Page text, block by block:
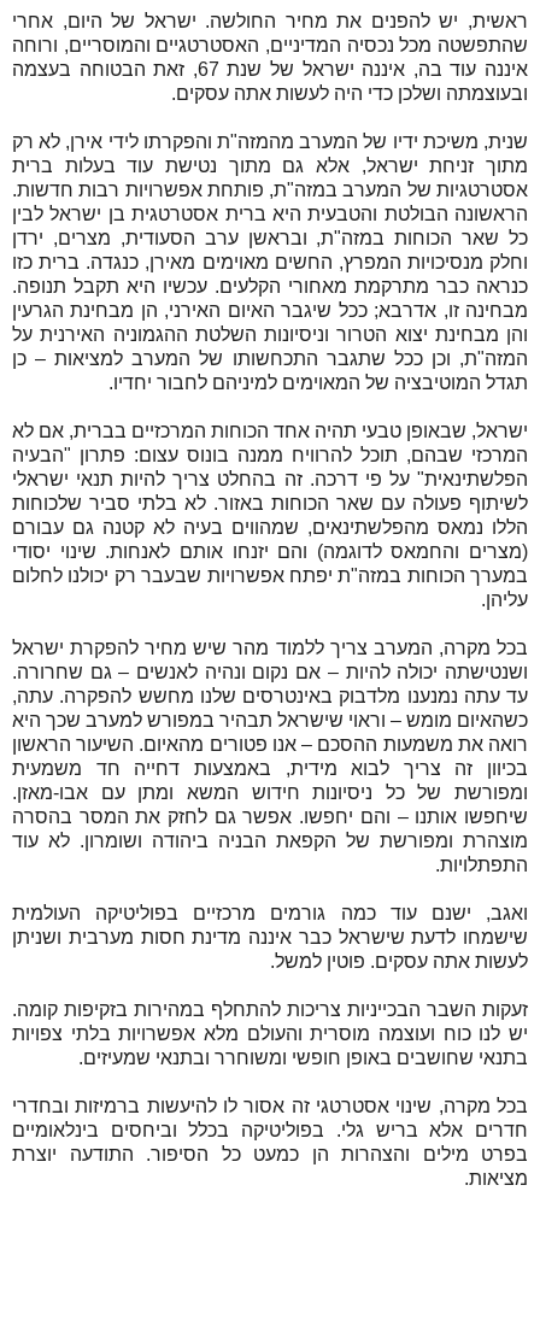
ראשית, יש להפנים את מחיר החולשה. ישראל של היום, אחרי
שהתפשטה מכל נכסיה המדיניים, האסטרטגיים והמוסריים, ורוחה
איננה עוד בה, איננה ישראל של שנת 67, זאת הבטוחה בעצמה
ובעוצמתה ושלכן כדי היה לעשות אתה עסקים.
שנית, משיכת ידיו של המערב מהמזה"ת והפקרתו לידי אירן, לא רק
מתוך זניחת ישראל, אלא גם מתוך נטישת עוד בעלות ברית
אסטרטגיות של המערב במזה"ת, פותחת אפשרויות רבות חדשות.
הראשונה הבולטת והטבעית היא ברית אסטרטגית בן ישראל לבין
כל שאר הכוחות במזה"ת, ובראשן ערב הסעודית, מצרים, ירדן
וחלק מנסיכויות המפרץ, החשים מאוימים מאירן, כנגדה. ברית כזו
כנראה כבר מתרקמת מאחורי הקלעים. עכשיו היא תקבל תנופה.
מבחינה זו, אדרבא; ככל שיגבר האיום האירני, הן מבחינת הגרעין
והן מבחינת יצוא הטרור וניסיונות השלטת ההגמוניה האירנית על
המזה"ת, וכן ככל שתגבר התכחשותו של המערב למציאות – כן
תגדל המוטיבציה של המאוימים למיניהם לחבור יחדיו.
ישראל, שבאופן טבעי תהיה אחד הכוחות המרכזיים בברית, אם לא
המרכזי שבהם, תוכל להרוויח ממנה בונוס עצום: פתרון "הבעיה
הפלשתינאית" על פי דרכה. זה בהחלט צריך להיות תנאי ישראלי
לשיתוף פעולה עם שאר הכוחות באזור. לא בלתי סביר שלכוחות
הללו נמאס מהפלשתינאים, שמהווים בעיה לא קטנה גם עבורם
(מצרים והחמאס לדוגמה) והם יזנחו אותם לאנחות. שינוי יסודי
במערך הכוחות במזה"ת יפתח אפשרויות שבעבר רק יכולנו לחלום
עליהן.
בכל מקרה, המערב צריך ללמוד מהר שיש מחיר להפקרת ישראל
ושנטישתה יכולה להיות – אם נקום ונהיה לאנשים – גם שחרורה.
עד עתה נמנענו מלדבוק באינטרסים שלנו מחשש להפקרה. עתה,
כשהאיום מומש – וראוי שישראל תבהיר במפורש למערב שכך היא
רואה את משמעות ההסכם – אנו פטורים מהאיום. השיעור הראשון
בכיוון זה צריך לבוא מידית, באמצעות דחייה חד משמעית
ומפורשת של כל ניסיונות חידוש המשא ומתן עם אבו-מאזן.
שיחפשו אותנו – והם יחפשו. אפשר גם לחזק את המסר בהסרה
מוצהרת ומפורשת של הקפאת הבניה ביהודה ושומרון. לא עוד
התפתלויות.
ואגב, ישנם עוד כמה גורמים מרכזיים בפוליטיקה העולמית
שישמחו לדעת שישראל כבר איננה מדינת חסות מערבית ושניתן
לעשות אתה עסקים. פוטין למשל.
זעקות השבר הבכייניות צריכות להתחלף במהירות בזקיפות קומה.
יש לנו כוח ועוצמה מוסרית והעולם מלא אפשרויות בלתי צפויות
בתנאי שחושבים באופן חופשי ומשוחרר ובתנאי שמעיזים.
בכל מקרה, שינוי אסטרטגי זה אסור לו להיעשות ברמיזות ובחדרי
חדרים אלא בריש גלי. בפוליטיקה בכלל וביחסים בינלאומיים
בפרט מילים והצהרות הן כמעט כל הסיפור. התודעה יוצרת
מציאות.